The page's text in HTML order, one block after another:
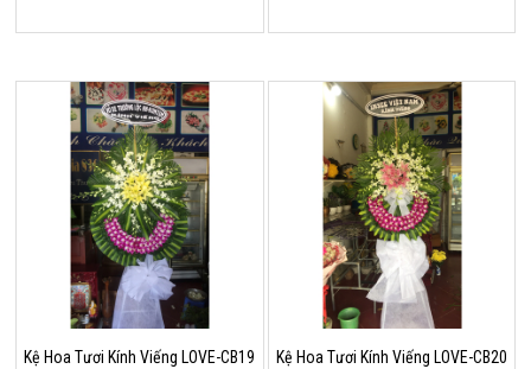
Kệ Hoa Tươi Kính Viếng LOVE-CB19 Kệ Hoa Tươi Kính Viếng LOVE-CB20